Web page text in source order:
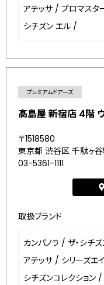
アテッサ / プロマスタ
シチズン エル /
プレミアムドアーズ
髙島屋 新宿店 4階
〒1518580
東京都 渋谷区 千駄ヶ
03-5361-1111
取扱ブランド
カンパノラ / ザ・シチ
アテッサ / シリーズエ
シチズンコレクション /